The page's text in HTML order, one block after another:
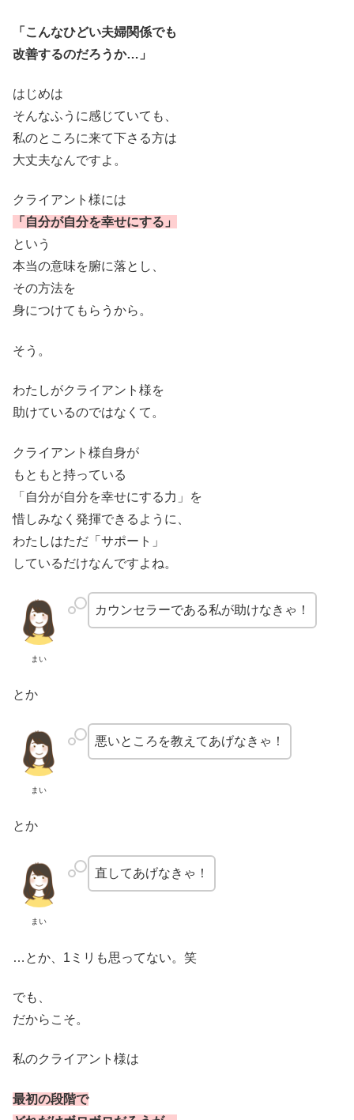
「こんなひどい夫婦関係でも
改善するのだろうか…」
はじめは
そんなふうに感じていても、
私のところに来て下さる方は
大丈夫なんですよ。
クライアント様には
「自分が自分を幸せにする」
という
本当の意味を腑に落とし、
その方法を
身につけてもらうから。
そう。
わたしがクライアント様を
助けているのではなくて。
クライアント様自身が
もともと持っている
「自分が自分を幸せにする力」を
惜しみなく発揮できるように、
わたしはただ「サポート」
しているだけなんですよね。
まい
カウンセラーである私が助けなきゃ！
とか
まい
悪いところを教えてあげなきゃ！
とか
まい
直してあげなきゃ！
…とか、1ミリも思ってない。笑
でも、
だからこそ。
私のクライアント様は
最初の段階で